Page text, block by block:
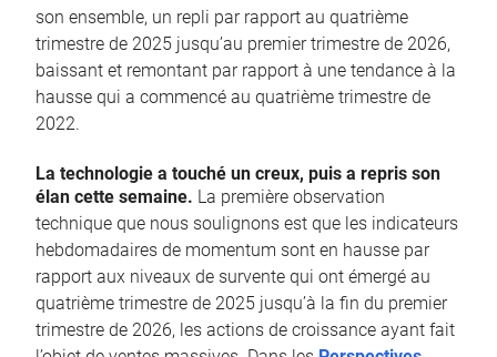
son ensemble, un repli par rapport au quatrième
trimestre de 2025 jusqu’au premier trimestre de 2026,
baissant et remontant par rapport à une tendance à la
hausse qui a commencé au quatrième trimestre de
2022.
La technologie a touché un creux, puis a repris son
élan cette semaine. La première observation
technique que nous soulignons est que les indicateurs
hebdomadaires de momentum sont en hausse par
rapport aux niveaux de survente qui ont émergé au
quatrième trimestre de 2025 jusqu’à la fin du premier
trimestre de 2026, les actions de croissance ayant fait